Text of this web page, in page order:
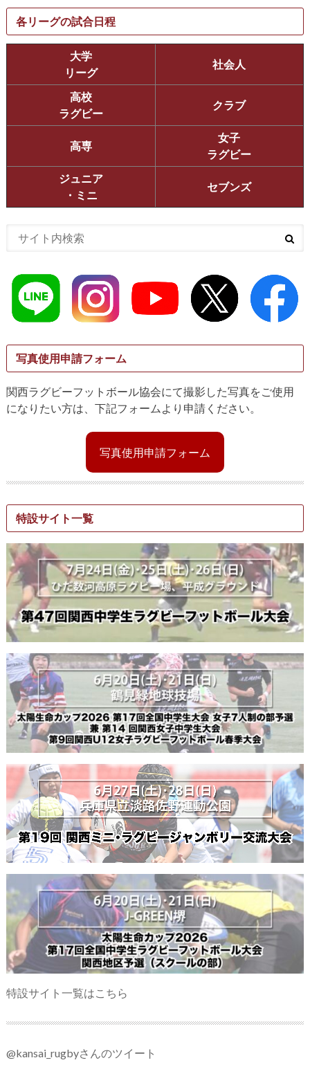
各リーグの試合日程
大学
リーグ
社会人
高校
ラグビー
クラブ
高専
女子
ラグビー
ジュニア
・ミニ
セブンズ
写真使用申請フォーム
関西ラグビーフットボール協会にて撮影した写真をご使用
になりたい方は、下記フォームより申請ください。
写真使用申請フォーム
特設サイト一覧
特設サイト一覧はこちら
@kansai_rugbyさんのツイート